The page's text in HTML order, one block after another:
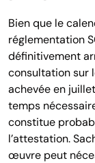
Bien que le
réglementation
définitivement
consultation sur
achevée en
temps
constitue
l’attestation.
œuvre peut